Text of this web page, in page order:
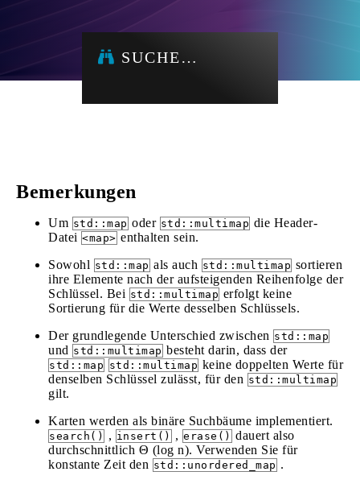
SUCHE…
Bemerkungen
Um std::map oder std::multimap die Header-
Datei <map> enthalten sein.
Sowohl std::map als auch std::multimap sortieren
ihre Elemente nach der aufsteigenden Reihenfolge der
Schlüssel. Bei std::multimap erfolgt keine
Sortierung für die Werte desselben Schlüssels.
Der grundlegende Unterschied zwischen std::map
und std::multimap besteht darin, dass der
std::map std::multimap keine doppelten Werte für
denselben Schlüssel zulässt, für den std::multimap
gilt.
Karten werden als binäre Suchbäume implementiert.
search() , insert() , erase() dauert also
durchschnittlich Θ (log n). Verwenden Sie für
konstante Zeit den std::unordered_map .